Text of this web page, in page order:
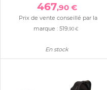
467,90 €
Prix de vente conseillé par la
marque : 519,90 €
En stock